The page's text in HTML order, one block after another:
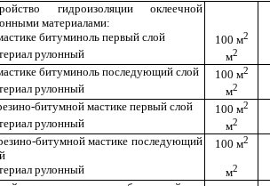
гидроизоляции оклеечной
материалами:
битуминоль первый слой 100 м2
рулонный м2
битуминоль последующий слой 100 м2
рулонный м2
битумной мастике первый слой 100 м2
рулонный м2
битумной мастике последующий
100 м2
рулонный м2